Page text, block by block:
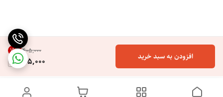
۴۰۵٬۰۰۰ 19%
325,000 افزودن به سبد خرید